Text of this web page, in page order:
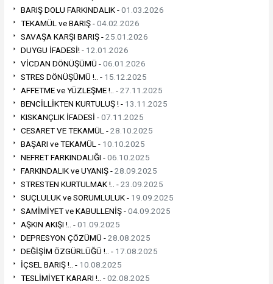
BARIŞ DOLU FARKINDALIK -01.03.2026
TEKAMÜL ve BARIŞ -04.02.2026
SAVAŞA KARŞI BARIŞ -25.01.2026
DUYGU İFADESİ! - 12.01.2026
VİCDAN DÖNÜŞÜMÜ -06.01.2026
STRES DÖNÜŞÜMÜ !.. - 15.12.2025
AFFETME ve YÜZLEŞME !.. -27.11.2025
BENCİLLİKTEN KURTULUŞ ! - 13.11.2025
KISKANÇLIK İFADESİ -07.11.2025
CESARET VE TEKAMÜL -28.10.2025
BAŞARI ve TEKAMÜL - 10.10.2025
NEFRET FARKINDALIĞI -06.10.2025
FARKINDALIK ve UYANIŞ -28.09.2025
STRESTEN KURTULMAK !.. -23.09.2025
SUÇLULUK ve SORUMLULUK - 19.09.2025
SAMİMİYET ve KABULLENİŞ -04.09.2025
AŞKIN AKIŞI !.. -01.09.2025
DEPRESYON ÇÖZÜMÜ -28.08.2025
DEĞİŞİM ÖZGÜRLÜĞÜ !.. - 17.08.2025
İÇSEL BARIŞ !.. - 10.08.2025
TESLİMİYET KARARI !.. -02.08.2025